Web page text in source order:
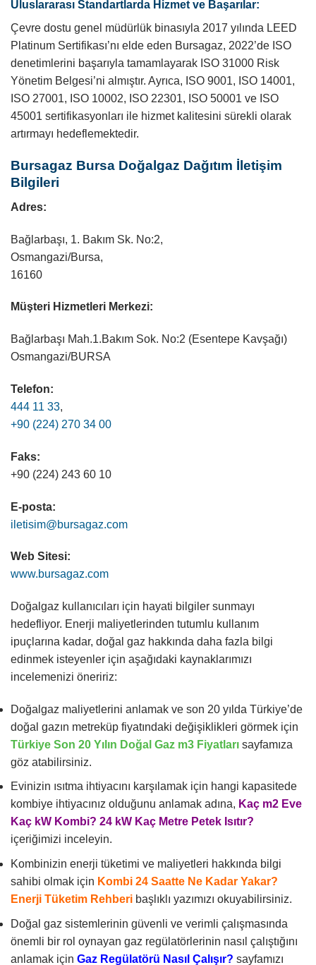
Uluslararası Standartlarda Hizmet ve Başarılar:
Çevre dostu genel müdürlük binasıyla 2017 yılında LEED
Platinum Sertifikası’nı elde eden Bursagaz, 2022’de ISO
denetimlerini başarıyla tamamlayarak ISO 31000 Risk
Yönetim Belgesi’ni almıştır. Ayrıca, ISO 9001, ISO 14001,
ISO 27001, ISO 10002, ISO 22301, ISO 50001 ve ISO
45001 sertifikasyonları ile hizmet kalitesini sürekli olarak
artırmayı hedeflemektedir.
Bursagaz Bursa Doğalgaz Dağıtım İletişim
Bilgileri
Adres:
Bağlarbaşı, 1. Bakım Sk. No:2,
Osmangazi/Bursa,
16160
Müşteri Hizmetleri Merkezi:
Bağlarbaşı Mah.1.Bakım Sok. No:2 (Esentepe Kavşağı)
Osmangazi/BURSA
Telefon:
444 11 33,
+90 (224) 270 34 00
Faks:
+90 (224) 243 60 10
E-posta:
iletisim@bursagaz.com
Web Sitesi:
www.bursagaz.com
Doğalgaz kullanıcıları için hayati bilgiler sunmayı
hedefliyor. Enerji maliyetlerinden tutumlu kullanım
ipuçlarına kadar, doğal gaz hakkında daha fazla bilgi
edinmek isteyenler için aşağıdaki kaynaklarımızı
incelemenizi öneririz:
Doğalgaz maliyetlerini anlamak ve son 20 yılda Türkiye’de
doğal gazın metreküp fiyatındaki değişiklikleri görmek için
Türkiye Son 20 Yılın Doğal Gaz m3 Fiyatları sayfamıza
göz atabilirsiniz.
Evinizin ısıtma ihtiyacını karşılamak için hangi kapasitede
kombiye ihtiyacınız olduğunu anlamak adına, Kaç m2 Eve
Kaç kW Kombi? 24 kW Kaç Metre Petek Isıtır?
içeriğimizi inceleyin.
Kombinizin enerji tüketimi ve maliyetleri hakkında bilgi
sahibi olmak için Kombi 24 Saatte Ne Kadar Yakar?
Enerji Tüketim Rehberi başlıklı yazımızı okuyabilirsiniz.
Doğal gaz sistemlerinin güvenli ve verimli çalışmasında
önemli bir rol oynayan gaz regülatörlerinin nasıl çalıştığını
anlamak için Gaz Regülatörü Nasıl Çalışır? sayfamızı